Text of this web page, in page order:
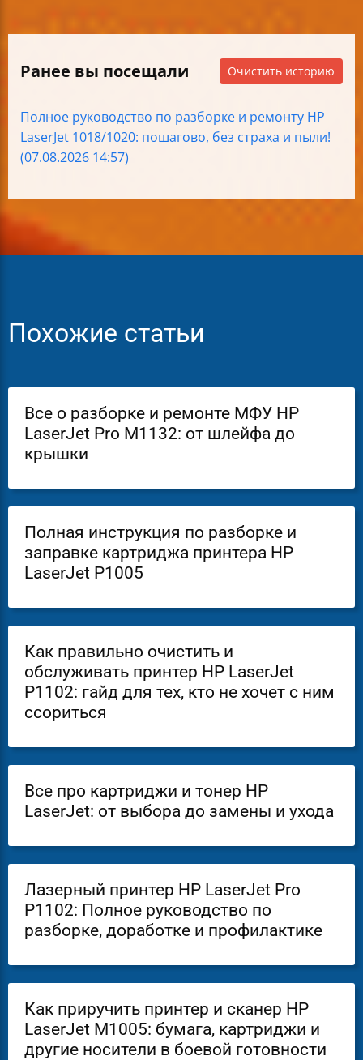
Ранее вы посещали Очистить историю
Полное руководство по разборке и ремонту HP
LaserJet 1018/1020: пошагово, без страха и пыли!
(07.08.2026 14:57)
Похожие статьи
Все о разборке и ремонте МФУ HP
LaserJet Pro M1132: от шлейфа до
крышки
Полная инструкция по разборке и
заправке картриджа принтера HP
LaserJet P1005
Как правильно очистить и
обслуживать принтер HP LaserJet
P1102: гайд для тех, кто не хочет с ним
ссориться
Все про картриджи и тонер HP
LaserJet: от выбора до замены и ухода
Лазерный принтер HP LaserJet Pro
P1102: Полное руководство по
разборке, доработке и профилактике
Как приручить принтер и сканер HP
LaserJet M1005: бумага, картриджи и
другие носители в боевой готовности